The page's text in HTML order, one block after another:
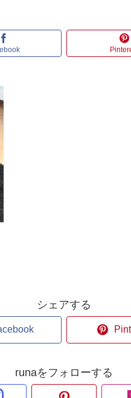
シェアする
runaをフォローする